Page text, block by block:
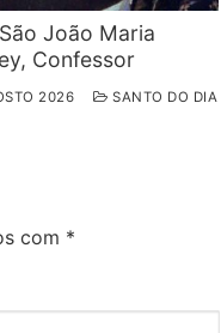
João Maria
Confessor
2026 SANTO DO DIA
com *